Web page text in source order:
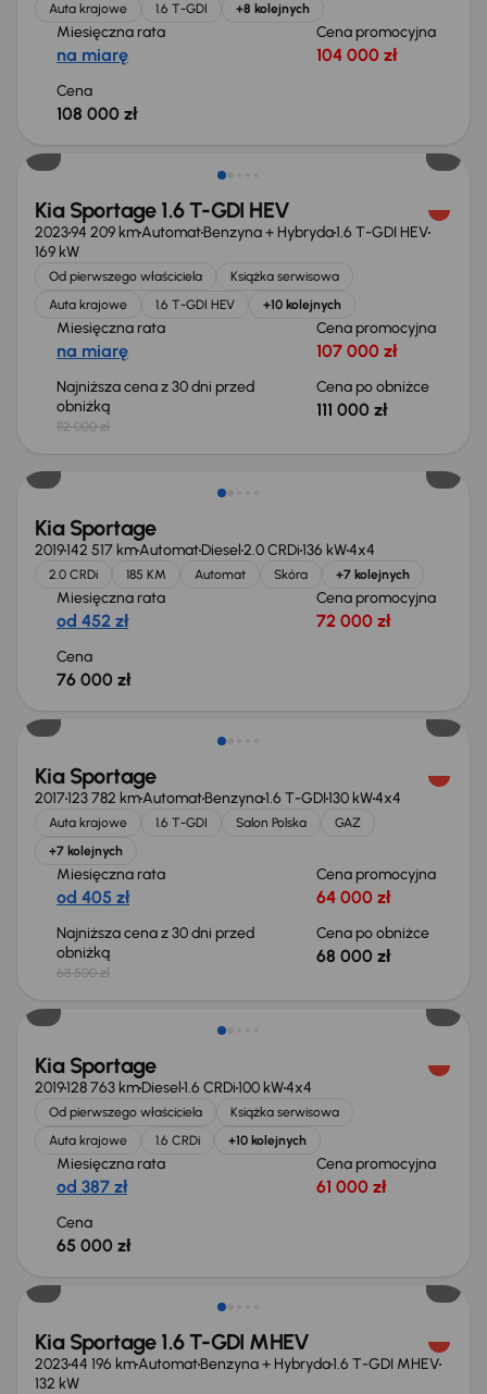
Auta krajowe
1.6 T-GDI +8 kolejnych
Miesięczna rata
na miarę
Cena promocyjna
104 000 zł
Cena
108 000 zł
Taniej o 1 000 zł
Kia Sportage 1.6 T-GDI HEV
202394 209 kmAutomatBenzyna + Hybryda1.6 T-GDI HEV
169 kW
Od pierwszego właściciela
Książka serwisowa
Auta krajowe
1.6 T-GDI HEV +10 kolejnych
Miesięczna rata
na miarę
Cena promocyjna
107 000 zł
Najniższa cena z 30 dni przed
obniżką
112 000 zł
Cena po obniżce
111 000 zł
Kia Sportage
2019142 517 kmAutomatDiesel2.0 CRDi136 kW4x4
2.0 CRDi 185 KM Automat Skóra +7 kolejnych
Miesięczna rata
od 452 zł
Cena promocyjna
72 000 zł
Cena
76 000 zł
Taniej o 500 zł
Kia Sportage
2017123 782 kmAutomatBenzyna1.6 T-GDI130 kW4x4
Auta krajowe 1.6 T-GDI Salon Polska
GAZ
+7 kolejnych
Miesięczna rata
od 405 zł
Cena promocyjna
64 000 zł
Najniższa cena z 30 dni przed
obniżką
68 500 zł
Cena po obniżce
68 000 zł
Możliwość odliczenia VAT
Kia Sportage
2019128 763 kmDiesel1.6 CRDi100 kW4x4
Od pierwszego właściciela
Książka serwisowa
Auta krajowe
1.6 CRDi +10 kolejnych
Miesięczna rata
od 387 zł
Cena promocyjna
61 000 zł
Cena
65 000 zł
Taniej o 2 000 zł
Kia Sportage 1.6 T-GDI MHEV
202344 196 kmAutomatBenzyna + Hybryda1.6 T-GDI MHEV
132 kW